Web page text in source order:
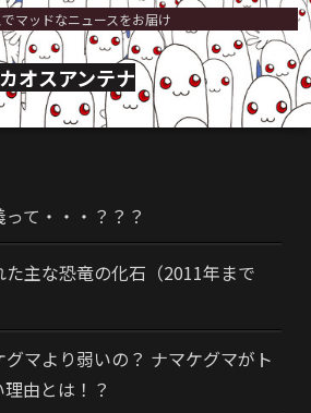
マッドなニュースをお届け
カオスアンテナ
て・・・？？？
た主な恐竜の化石（2011年まで
グマより弱いの？ ナマケグマがト
由とは！？